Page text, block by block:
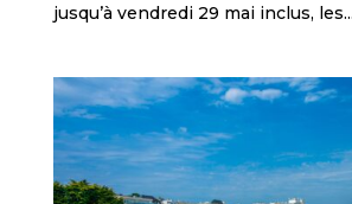
jusqu’à vendredi 29 mai inclus, les...